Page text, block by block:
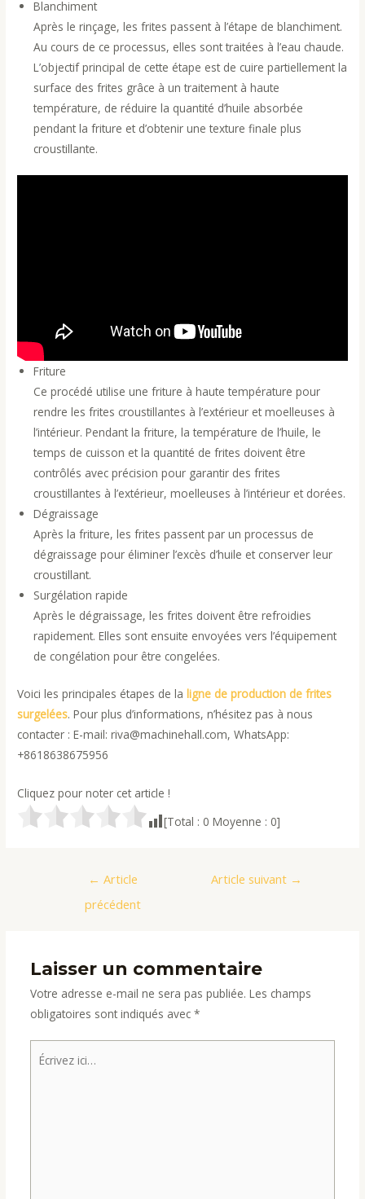
Blanchiment
Après le rinçage, les frites passent à l’étape de blanchiment.
Au cours de ce processus, elles sont traitées à l’eau chaude.
L’objectif principal de cette étape est de cuire partiellement la
surface des frites grâce à un traitement à haute
température, de réduire la quantité d’huile absorbée
pendant la friture et d’obtenir une texture finale plus
croustillante.
Friture
Ce procédé utilise une friture à haute température pour
rendre les frites croustillantes à l’extérieur et moelleuses à
l’intérieur. Pendant la friture, la température de l’huile, le
temps de cuisson et la quantité de frites doivent être
contrôlés avec précision pour garantir des frites
croustillantes à l’extérieur, moelleuses à l’intérieur et dorées.
Dégraissage
Après la friture, les frites passent par un processus de
dégraissage pour éliminer l’excès d’huile et conserver leur
croustillant.
Surgélation rapide
Après le dégraissage, les frites doivent être refroidies
rapidement. Elles sont ensuite envoyées vers l’équipement
de congélation pour être congelées.
Voici les principales étapes de laligne de production de frites
surgelées. Pour plus d’informations, n’hésitez pas à nous
contacter : E-mail: riva@machinehall.com, WhatsApp:
+8618638675956
Cliquez pour noter cet article !
[Total : 0 Moyenne : 0]
← Article
précédent
Article suivant →
Laisser un commentaire
Votre adresse e-mail ne sera pas publiée. Les champs
obligatoires sont indiqués avec *
Écrivez